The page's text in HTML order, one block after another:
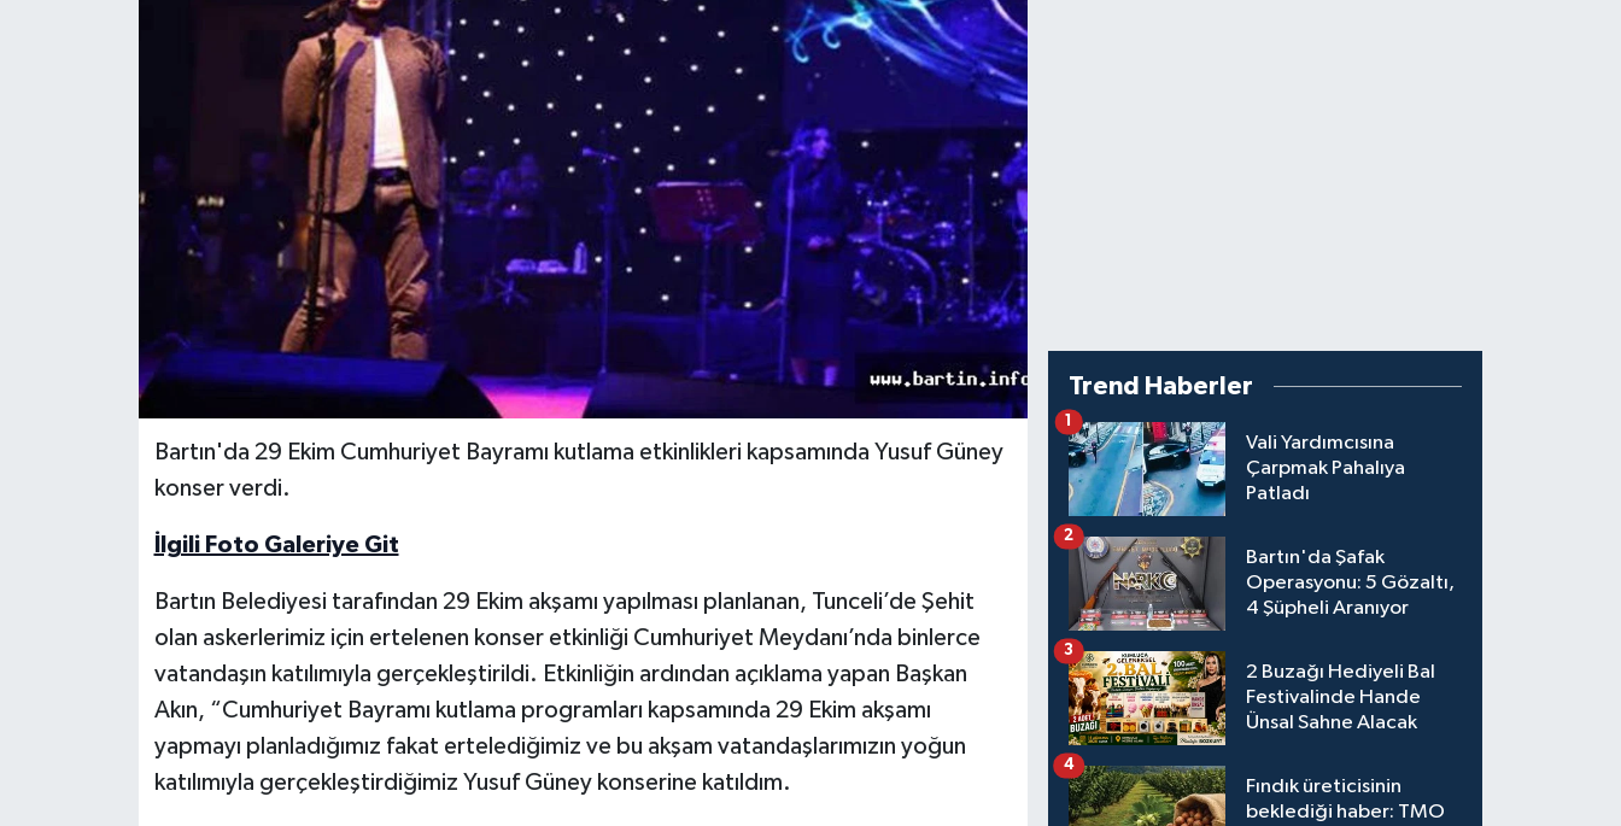
Bartın'da 29 Ekim Cumhuriyet Bayramı kutlama etkinlikleri kapsamında Yusuf Güney
konser verdi.
İlgili Foto Galeriye Git
Bartın Belediyesi tarafından 29 Ekim akşamı yapılması planlanan, Tunceli’de Şehit
olan askerlerimiz için ertelenen konser etkinliği Cumhuriyet Meydanı’nda binlerce
vatandaşın katılımıyla gerçekleştirildi. Etkinliğin ardından açıklama yapan Başkan
Akın, “Cumhuriyet Bayramı kutlama programları kapsamında 29 Ekim akşamı
yapmayı planladığımız fakat ertelediğimiz ve bu akşam vatandaşlarımızın yoğun
katılımıyla gerçekleştirdiğimiz Yusuf Güney konserine katıldım.
Trend Haberler
Vali Yardımcısına
Çarpmak Pahalıya
Patladı
1
Bartın'da Şafak
Operasyonu: 5 Gözaltı,
4 Şüpheli Aranıyor
2
2 Buzağı Hediyeli Bal
Festivalinde Hande
Ünsal Sahne Alacak
3
Fındık üreticisinin
beklediği haber: TMO
4
Yerel Yönetimler